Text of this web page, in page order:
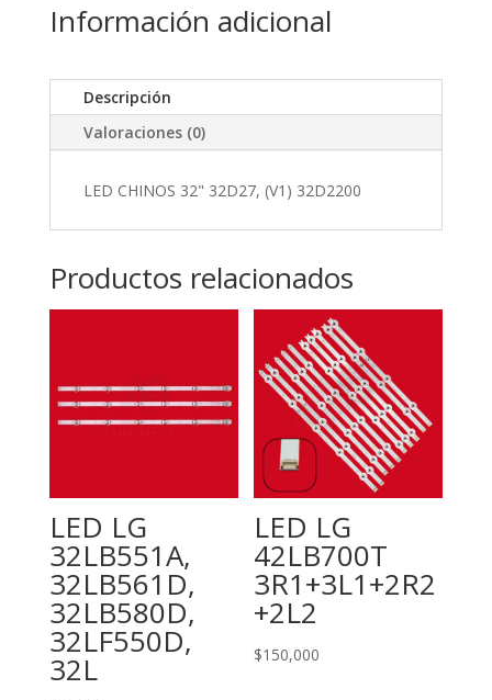
Información adicional
Descripción
Valoraciones (0)
LED CHINOS 32" 32D27, (V1) 32D2200
Productos relacionados
LED LG
32LB551A,
32LB561D,
32LB580D,
32LF550D,
32L
LED LG
42LB700T
3R1+3L1+2R2
+2L2
$150,000